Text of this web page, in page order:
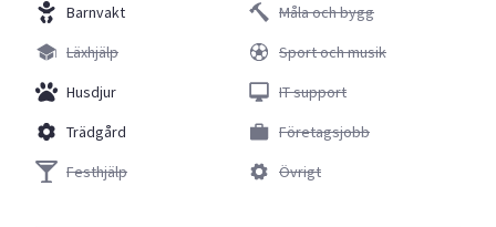
Barnvakt
Läxhjälp
Husdjur
Trädgård
Festhjälp
Måla och bygg
Sport och musik
IT support
Företagsjobb
Övrigt